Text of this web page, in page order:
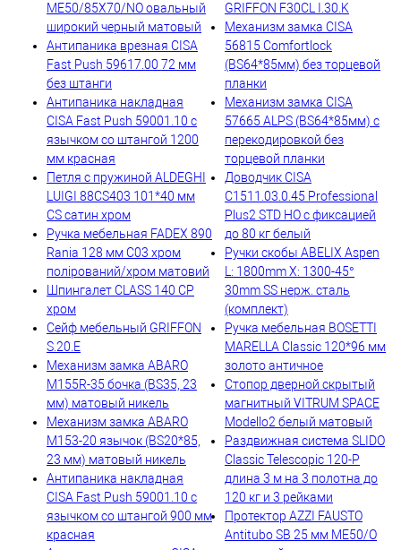
ME50/85X70/NO овальный
широкий черный матовый
Антипаника врезная CISA
Fast Push 59617.00 72 мм
без штанги
Антипаника накладная
CISA Fast Push 59001.10 с
язычком со штангой 1200
мм красная
Петля с пружиной ALDEGHI
LUIGI 88CS403 101*40 мм
CS сатин хром
Ручка мебельная FADEX 890
Rania 128 мм C03 хром
полірований/хром матовий
Шпингалет CLASS 140 CP
хром
Сейф мебельный GRIFFON
S.20.E
Механизм замка ABARO
M155R-35 бочка (BS35, 23
мм) матовый никель
Механизм замка ABARO
M153-20 язычок (BS20*85,
23 мм) матовый никель
Антипаника накладная
CISA Fast Push 59001.10 с
язычком со штангой 900 мм
красная
GRIFFON F30CL I.30.K
Механизм замка CISA
56815 Comfortlock
(BS64*85мм) без торцевой
планки
Механизм замка CISA
57665 ALPS (BS64*85мм) с
перекодировкой без
торцевой планки
Доводчик CISA
C1511.03.0.45 Professional
Plus2 STD HO с фиксацией
до 80 кг белый
Ручки скобы ABELIX Aspen
L: 1800mm X: 1300-45°
30mm SS нерж. сталь
(комплект)
Ручка мебельная BOSETTI
MARELLA Classic 120*96 мм
золото античное
Стопор дверной скрытый
магнитный VITRUM SPACE
Modello2 белый матовый
Раздвижная система SLIDO
Classic Telescopic 120-P
длина 3 м на 3 полотна до
120 кг и 3 рейками
Протектор AZZI FAUSTO
Antitubo SB 25 мм ME50/O